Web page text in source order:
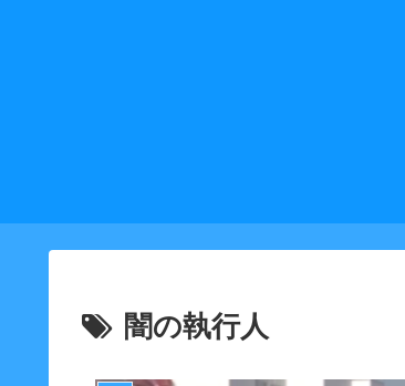
闇の執行人